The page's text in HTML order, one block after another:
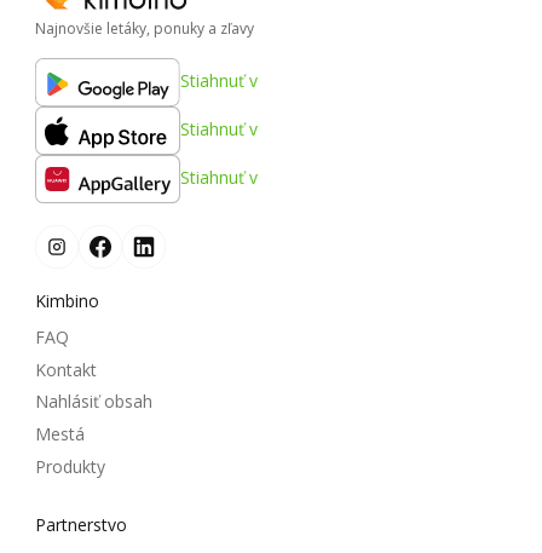
Najnovšie letáky, ponuky a zľavy
Stiahnuť v
Stiahnuť v
Stiahnuť v
Kimbino
FAQ
Kontakt
Nahlásiť obsah
Mestá
Produkty
Partnerstvo